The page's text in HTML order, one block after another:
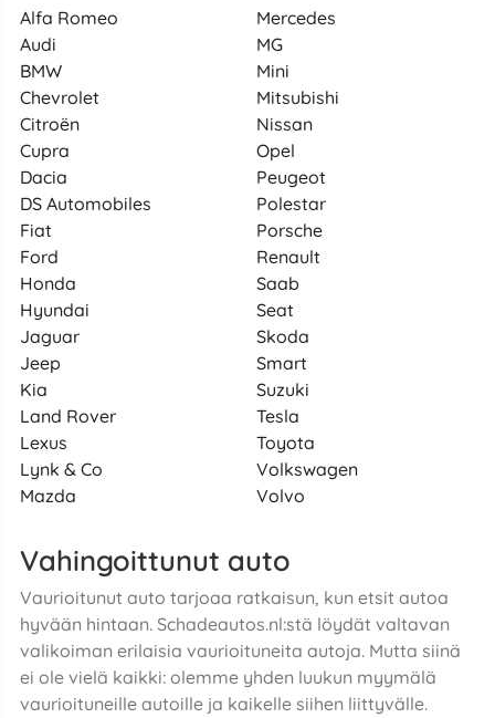
Alfa Romeo
Audi
BMW
Chevrolet
Citroën
Cupra
Dacia
DS Automobiles
Fiat
Ford
Honda
Hyundai
Jaguar
Jeep
Kia
Land Rover
Lexus
Lynk & Co
Mazda
Mercedes
MG
Mini
Mitsubishi
Nissan
Opel
Peugeot
Polestar
Porsche
Renault
Saab
Seat
Skoda
Smart
Suzuki
Tesla
Toyota
Volkswagen
Volvo
Vahingoittunut auto
Vaurioitunut auto tarjoaa ratkaisun, kun etsit autoa
hyvään hintaan. Schadeautos.nl:stä löydät valtavan
valikoiman erilaisia vaurioituneita autoja. Mutta siinä
ei ole vielä kaikki: olemme yhden luukun myymälä
vaurioituneille autoille ja kaikelle siihen liittyvälle.